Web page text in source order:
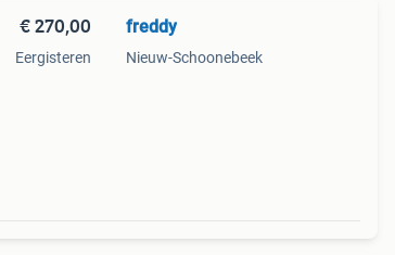
€ 270,00
Eergisteren
freddy
Nieuw-Schoonebeek